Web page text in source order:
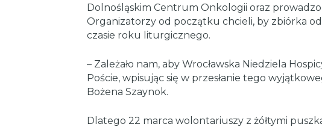
Dolnośląskim Centrum Onkologii oraz
Organizatorzy od początku chcieli, by zbiórka
czasie roku liturgicznego.
– Zależało nam, aby Wrocławska Niedziela
Poście, wpisując się w przesłanie tego
Bożena Szaynok.
Dlatego 22 marca wolontariuszy z żółtymi